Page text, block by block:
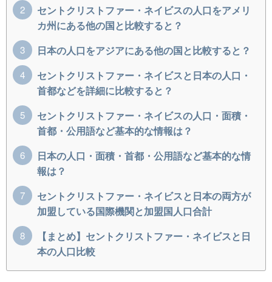
セントクリストファー・ネイビスの人口をアメリ
カ州にある他の国と比較すると？
日本の人口をアジアにある他の国と比較すると？
セントクリストファー・ネイビスと日本の人口・
首都などを詳細に比較すると？
セントクリストファー・ネイビスの人口・面積・
首都・公用語など基本的な情報は？
日本の人口・面積・首都・公用語など基本的な情
報は？
セントクリストファー・ネイビスと日本の両方が
加盟している国際機関と加盟国人口合計
【まとめ】セントクリストファー・ネイビスと日
本の人口比較